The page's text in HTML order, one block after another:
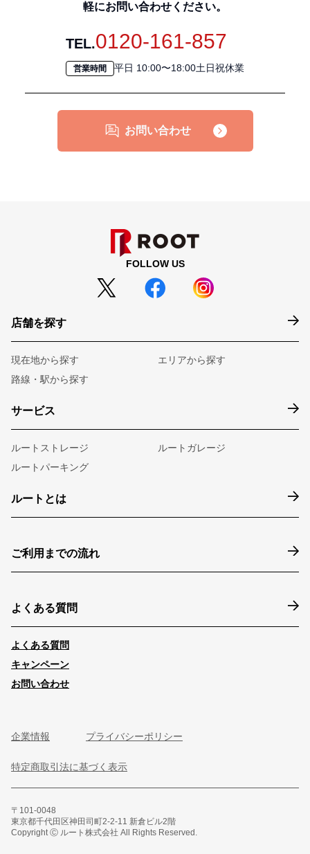
軽にお問い合わせください。
TEL.0120-161-857
営業時間 平日 10:00〜18:00土日祝休業
お問い合わせ
FOLLOW US
店舗を探す
現在地から探す
エリアから探す
路線・駅から探す
サービス
ルートストレージ
ルートガレージ
ルートパーキング
ルートとは
ご利用までの流れ
よくある質問
よくある質問
キャンペーン
お問い合わせ
企業情報 プライバシーポリシー
特定商取引法に基づく表示
〒101-0048
東京都千代田区神田司町2-2-11 新倉ビル2階
Copyright Ⓒ ルート株式会社 All Rights Reserved.